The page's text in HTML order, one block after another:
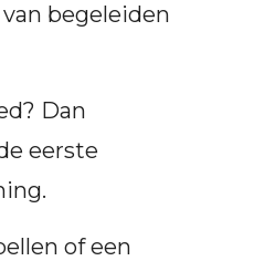
begeleiden
Dan
eerste
of een